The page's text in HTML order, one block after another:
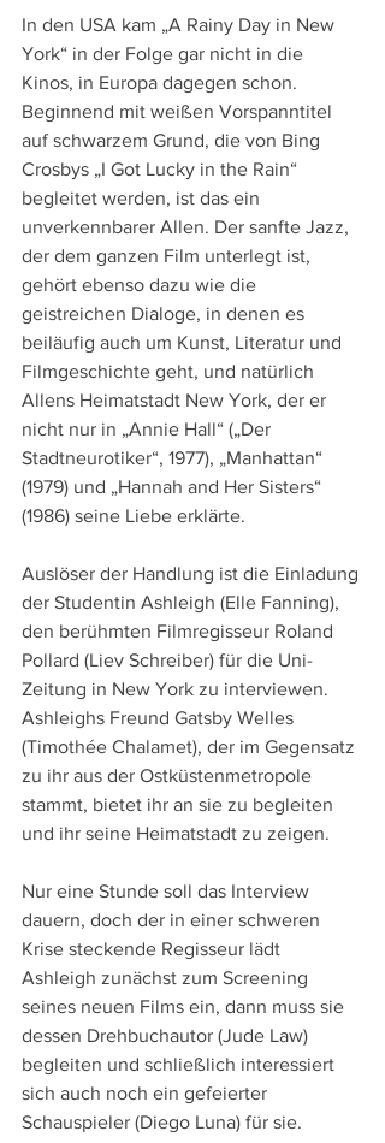
In den USA kam „A Rainy Day in New
York“ in der Folge gar nicht in die
Kinos, in Europa dagegen schon.
Beginnend mit weißen Vorspanntitel
auf schwarzem Grund, die von Bing
Crosbys „I Got Lucky in the Rain“
begleitet werden, ist das ein
unverkennbarer Allen. Der sanfte Jazz,
der dem ganzen Film unterlegt ist,
gehört ebenso dazu wie die
geistreichen Dialoge, in denen es
beiläufig auch um Kunst, Literatur und
Filmgeschichte geht, und natürlich
Allens Heimatstadt New York, der er
nicht nur in „Annie Hall“ („Der
Stadtneurotiker“, 1977), „Manhattan“
(1979) und „Hannah and Her Sisters“
(1986) seine Liebe erklärte.
Auslöser der Handlung ist die Einladung
der Studentin Ashleigh (Elle Fanning),
den berühmten Filmregisseur Roland
Pollard (Liev Schreiber) für die Uni-
Zeitung in New York zu interviewen.
Ashleighs Freund Gatsby Welles
(Timothée Chalamet), der im Gegensatz
zu ihr aus der Ostküstenmetropole
stammt, bietet ihr an sie zu begleiten
und ihr seine Heimatstadt zu zeigen.
Nur eine Stunde soll das Interview
dauern, doch der in einer schweren
Krise steckende Regisseur lädt
Ashleigh zunächst zum Screening
seines neuen Films ein, dann muss sie
dessen Drehbuchautor (Jude Law)
begleiten und schließlich interessiert
sich auch noch ein gefeierter
Schauspieler (Diego Luna) für sie.